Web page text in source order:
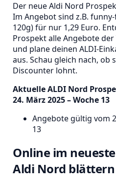
Der neue Aldi Nord
Im Angebot sind z.B.
120g) für nur 1,29 Euro.
Prospekt alle Angebote der
und plane deinen ALDI-
aus. Schau gleich nach, ob
Discounter lohnt.
Aktuelle ALDI Nord
24. März 2025 – Woche 13
Angebote gültig vom
13
Online im
Aldi Nord blättern